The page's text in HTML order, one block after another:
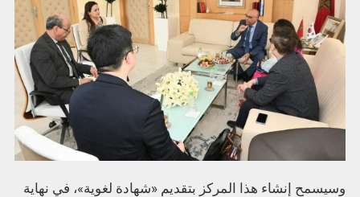
وسيسمح إنشاء هذا المركز بتقديم «شهادة لغوية»، في نهاية